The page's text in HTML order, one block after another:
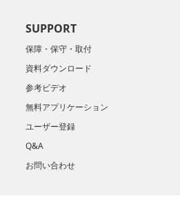
SUPPORT
保障・保守・取付
資料ダウンロード
参考ビデオ
無料アプリケーション
ユーザー登録
Q&A
お問い合わせ